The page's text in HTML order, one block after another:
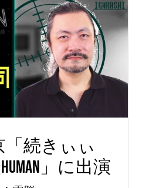
「続きぃぃ
HUMAN」に出
演
News
続きぃぃ
」に出演